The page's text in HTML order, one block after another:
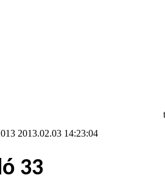
2013.02.03 14:23:04
33